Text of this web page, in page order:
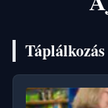
Táplálkozás